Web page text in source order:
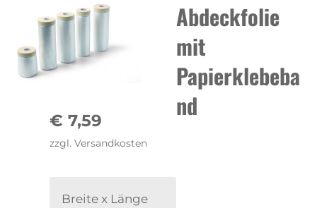
Abdeckfolie
mit
Papierklebeba
nd
€ 7,59
zzgl. Versandkosten
Breite x Länge